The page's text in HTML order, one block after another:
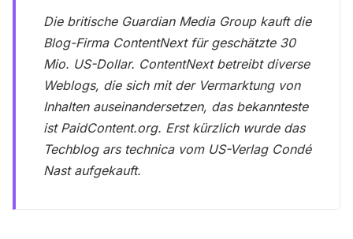
Die britische Guardian Media Group kauft die
Blog-Firma ContentNext für geschätzte 30
Mio. US-Dollar. ContentNext betreibt diverse
Weblogs, die sich mit der Vermarktung von
Inhalten auseinandersetzen, das bekannteste
ist PaidContent.org. Erst kürzlich wurde das
Techblog ars technica vom US-Verlag Condé
Nast aufgekauft.